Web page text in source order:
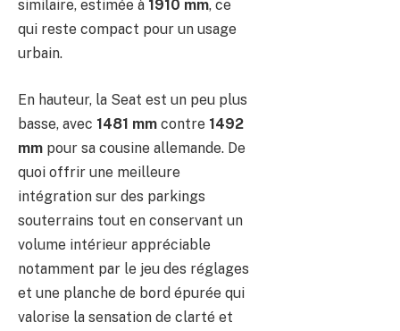
similaire, estimée à 1910 mm, ce
qui reste compact pour un usage
urbain.
En hauteur, la Seat est un peu plus
basse, avec 1481 mm contre 1492
mm pour sa cousine allemande. De
quoi offrir une meilleure
intégration sur des parkings
souterrains tout en conservant un
volume intérieur appréciable
notamment par le jeu des réglages
et une planche de bord épurée qui
valorise la sensation de clarté et